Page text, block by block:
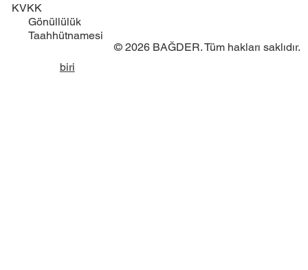
KVKK
Gönüllülük
Taahhütnamesi
© 2026 BAĞDER. Tüm hakları saklıdır.
biri